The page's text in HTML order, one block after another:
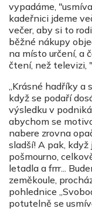
vypadáme,
kadeřnici jdeme
večer, aby si to
běžné nákupy
na místo určení, a
čtení, než televizi,
„Krásné hadříky a
když se podaří
výsledku v
abychom se
nabere zrovna
sladší! A pak, když
pošmourno,
letadla a frrr...
zeměkoule,
pohlednice
potutelně se